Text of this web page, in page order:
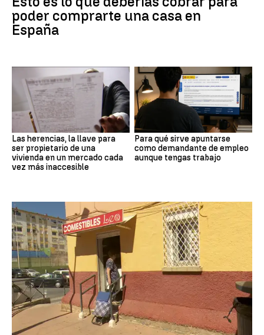
poder comprarte una casa en
España
Las herencias, la llave para
ser propietario de una
vivienda en un mercado cada
vez más inaccesible
Para qué sirve apuntarse
como demandante de empleo
aunque tengas trabajo
Crisis migrantes